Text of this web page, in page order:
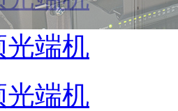
光端机
光端机